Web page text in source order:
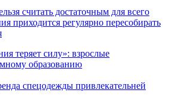
считать достаточным для всего
приходится регулярно пересобирать
спецодежды привлекательней